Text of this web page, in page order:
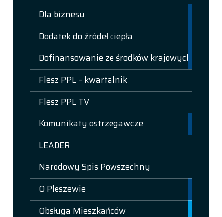
Dla biznesu
Dodatek do źródeł ciepła
Dofinansowanie ze środków krajowych
Flesz PPL – kwartalnik
Flesz PPL TV
Komunikaty ostrzegawcze
LEADER
Narodowy Spis Powszechny
O Pleszewie
Obsługa Mieszkańców